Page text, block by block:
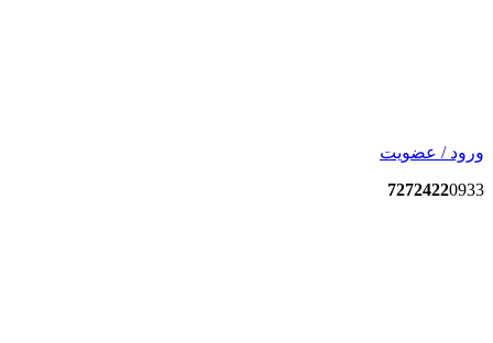
ورود / عضویت
72724220933